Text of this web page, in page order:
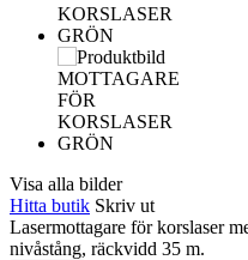
Visa alla bilder
Hitta butik Skriv ut
Lasermottagare för korslaser
nivåstång, räckvidd 35 m.